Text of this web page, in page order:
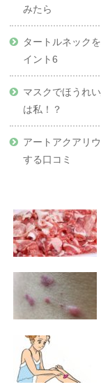
みたら
タートルネック
イント6
マスクでほうれ
は私！？
アートアクアリ
する口コミ